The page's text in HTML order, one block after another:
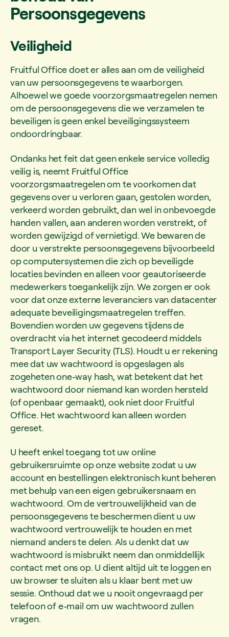
Persoonsgegevens
Veiligheid
Fruitful Office doet er alles aan om de veiligheid
van uw persoonsgegevens te waarborgen.
Alhoewel we goede voorzorgsmaatregelen nemen
om de persoonsgegevens die we verzamelen te
beveiligen is geen enkel beveiligingssysteem
ondoordringbaar.
Ondanks het feit dat geen enkele service volledig
veilig is, neemt Fruitful Office
voorzorgsmaatregelen om te voorkomen dat
gegevens over u verloren gaan, gestolen worden,
verkeerd worden gebruikt, dan wel in onbevoegde
handen vallen, aan anderen worden verstrekt, of
worden gewijzigd of vernietigd. We bewaren de
door u verstrekte persoonsgegevens bijvoorbeeld
op computersystemen die zich op beveiligde
locaties bevinden en alleen voor geautoriseerde
medewerkers toegankelijk zijn. We zorgen er ook
voor dat onze externe leveranciers van datacenter
adequate beveiligingsmaatregelen treffen.
Bovendien worden uw gegevens tijdens de
overdracht via het internet gecodeerd middels
Transport Layer Security (TLS). Houdt u er rekening
mee dat uw wachtwoord is opgeslagen als
zogeheten one-way hash, wat betekent dat het
wachtwoord door niemand kan worden hersteld
(of openbaar gemaakt), ook niet door Fruitful
Office. Het wachtwoord kan alleen worden
gereset.
U heeft enkel toegang tot uw online
gebruikersruimte op onze website zodat u uw
account en bestellingen elektronisch kunt beheren
met behulp van een eigen gebruikersnaam en
wachtwoord. Om de vertrouwelijkheid van de
persoonsgegevens te beschermen dient u uw
wachtwoord vertrouwelijk te houden en met
niemand anders te delen. Als u denkt dat uw
wachtwoord is misbruikt neem dan onmiddellijk
contact met ons op. U dient altijd uit te loggen en
uw browser te sluiten als u klaar bent met uw
sessie. Onthoud dat we u nooit ongevraagd per
telefoon of e-mail om uw wachtwoord zullen
vragen.